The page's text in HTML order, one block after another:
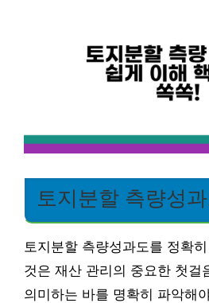
토지분할 측량성
토지분할 측량성과도를 정확
것은 재산 관리의 중요한 첫걸
의미하는 바를 명확히 파악해